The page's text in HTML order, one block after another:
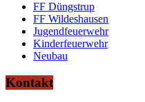
FF Düngstrup
FF Wildeshausen
Jugendfeuerwehr
Kinderfeuerwehr
Neubau
Kontakt